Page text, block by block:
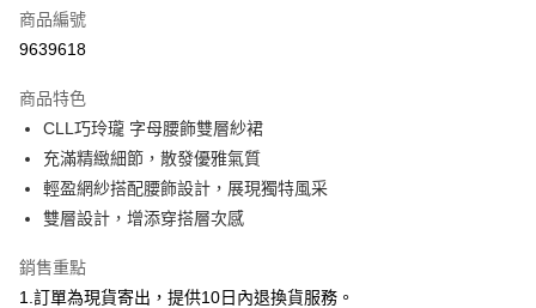
信用卡分期付款
合作金庫商業銀行
華南商業銀行
上海商業儲蓄銀行
國泰世華商業銀行
兆豐國際商業銀行
臺灣中小企業銀行
聯邦商業銀行
元大商業銀行
永豐商業銀行
超商取貨付款
LINE Pay
Apple Pay
悠遊付
商品編號
9639618
商品特色
CLL巧玲瓏 字母腰飾雙層紗裙
充滿精緻細節，散發優雅氣質
輕盈網紗搭配腰飾設計，展現獨特風采
雙層設計，增添穿搭層次感
銷售重點
1.訂單為現貨寄出，提供10日內退換貨服務。